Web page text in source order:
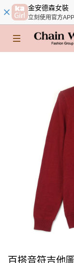
金安德森女裝
立刻使用官方APP
百搭音符吉他